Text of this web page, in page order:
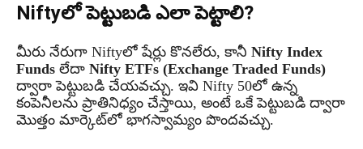
Niftyలో పెట్టుబడి ఎలా పెట్టాలి?
మీరు నేరుగా Niftyలో షేర్లు కొనలేరు, కానీ Nifty Index
Funds లేదా Nifty ETFs (Exchange Traded Funds)
ద్వారా పెట్టుబడి చేయవచ్చు. ఇవి Nifty 50లో ఉన్న
కంపెనీలను ప్రాతినిధ్యం చేస్తాయి, అంటే ఒకే పెట్టుబడి ద్వారా
మొత్తం మార్కెట్‌లో భాగస్వామ్యం పొందవచ్చు.